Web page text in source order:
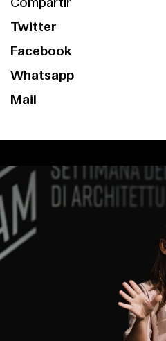
Compartir
Twitter
Facebook
Whatsapp
Mail